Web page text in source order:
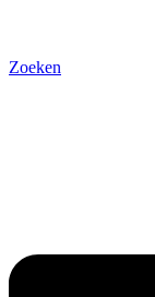
Zoeken